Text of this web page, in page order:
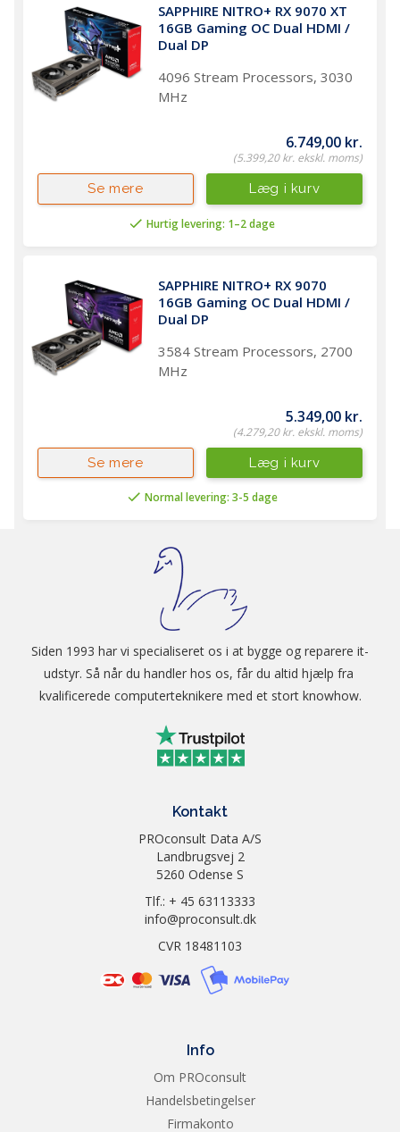
SAPPHIRE NITRO+ RX 9070 XT
16GB Gaming OC Dual HDMI /
Dual DP
4096 Stream Processors, 3030
MHz
6.749,00 kr.
(5.399,20 kr. ekskl. moms)
Hurtig levering: 1–2 dage
Læg i kurv
Se mere
SAPPHIRE NITRO+ RX 9070
16GB Gaming OC Dual HDMI /
Dual DP
3584 Stream Processors, 2700
MHz
5.349,00 kr.
(4.279,20 kr. ekskl. moms)
Normal levering: 3-5 dage
Læg i kurv
Se mere
Siden 1993 har vi specialiseret os i at bygge og reparere it-
udstyr. Så når du handler hos os, får du altid hjælp fra
kvalificerede computerteknikere med et stort knowhow.
Kontakt
PROconsult Data A/S
Landbrugsvej 2
5260 Odense S
Tlf.: + 45 63113333
info@proconsult.dk
CVR 18481103
Info
Om PROconsult
Handelsbetingelser
Firmakonto